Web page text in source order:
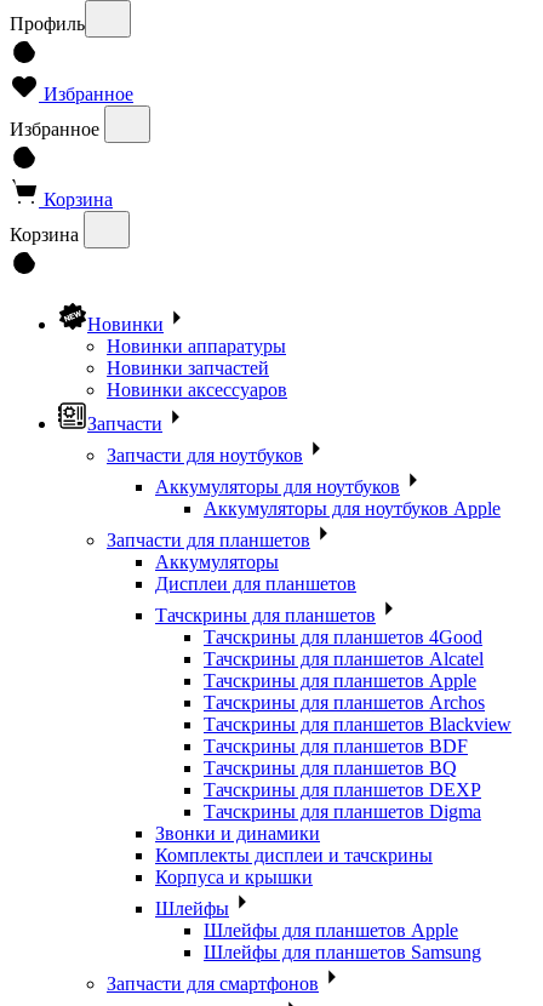
Профиль
Избранное
Избранное
Корзина
Корзина
Новинки
Новинки аппаратуры
Новинки запчастей
Новинки аксессуаров
Запчасти
Запчасти для ноутбуков
Аккумуляторы для ноутбуков
Аккумуляторы для ноутбуков Apple
Запчасти для планшетов
Аккумуляторы
Дисплеи для планшетов
Тачскрины для планшетов
Тачскрины для планшетов 4Good
Тачскрины для планшетов Alcatel
Тачскрины для планшетов Apple
Тачскрины для планшетов Archos
Тачскрины для планшетов Blackview
Тачскрины для планшетов BDF
Тачскрины для планшетов BQ
Тачскрины для планшетов DEXP
Тачскрины для планшетов Digma
Звонки и динамики
Комплекты дисплеи и тачскрины
Корпуса и крышки
Шлейфы
Шлейфы для планшетов Apple
Шлейфы для планшетов Samsung
Запчасти для смартфонов